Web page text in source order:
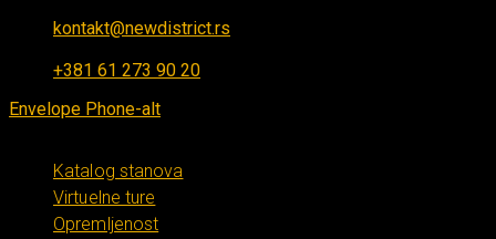
kontakt@newdistrict.rs
+381 61 273 90 20
Envelope Phone-alt
Katalog stanova
Virtuelne ture
Opremljenost